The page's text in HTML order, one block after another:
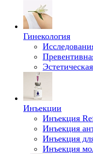
Гинекология
Инъекции
Инъекция
Инъекция
Инъекция
Инъекция